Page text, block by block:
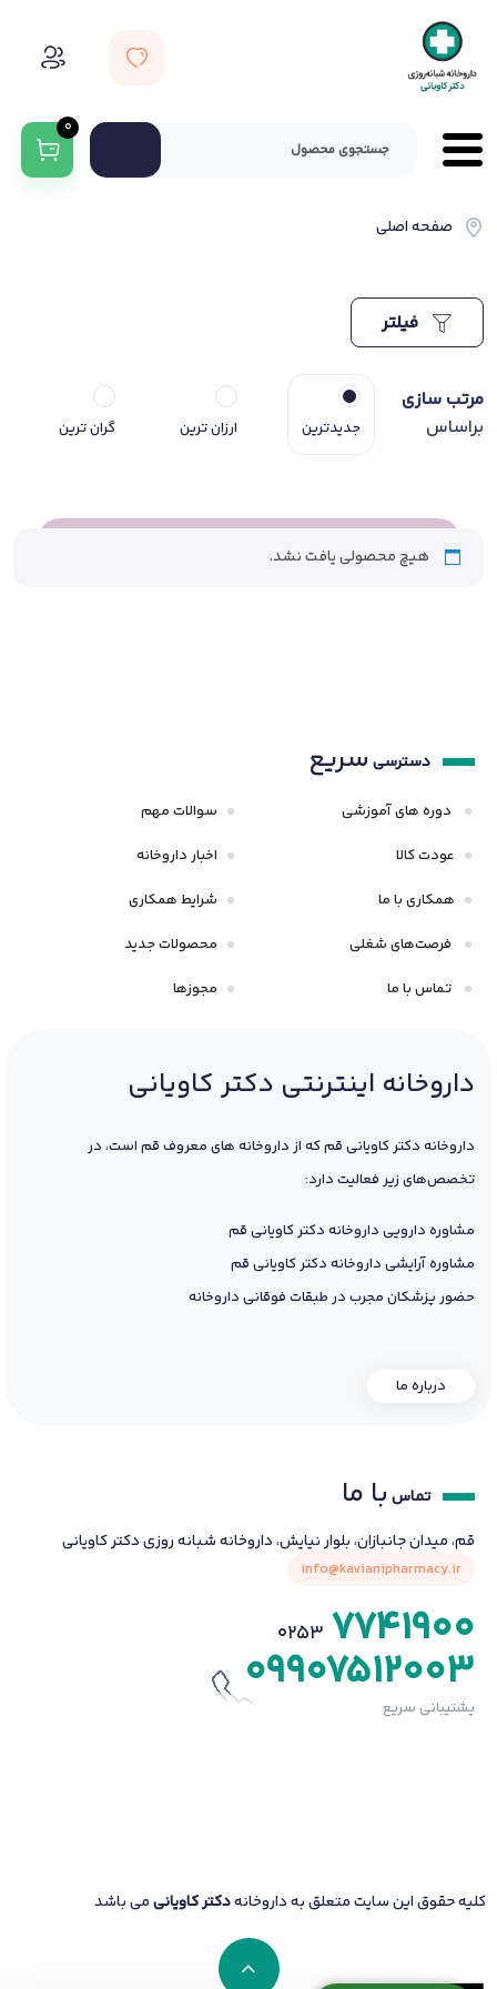
0
صفحه اصلی
مرتب سازی
براساس
جدیدترین ارزان ترین گران ترین
هیچ محصولی یافت نشد.
دسترسی سریع
دوره های آموزشی
عودت کالا
همکاری با ما
فرصت‌های شغلی
تماس با ما
سوالات مهم
اخبار داروخانه
شرایط همکاری
محصولات جدید
مجوزها
داروخانه اینترنتی دکتر کاویانی
داروخانه دکتر کاویانی قم که از داروخانه های معروف قم است، در
تخصص‌های زیر فعالیت دارد:
مشاوره دارویی داروخانه دکتر کاویانی قم
مشاوره آرایشی داروخانه دکتر کاویانی قم
حضور پزشکان مجرب در طبقات فوقانی داروخانه
درباره ما
تماس با ما
قم، میدان جانبازان، بلوار نیایش، داروخانه شبانه روزی دکتر کاویانی
info@kavianipharmacy.ir
0253 7741900
09907512003
پشتیبانی سریع
کلیه حقوق این سایت متعلق به داروخانهدکتر کاویانیمی باشد